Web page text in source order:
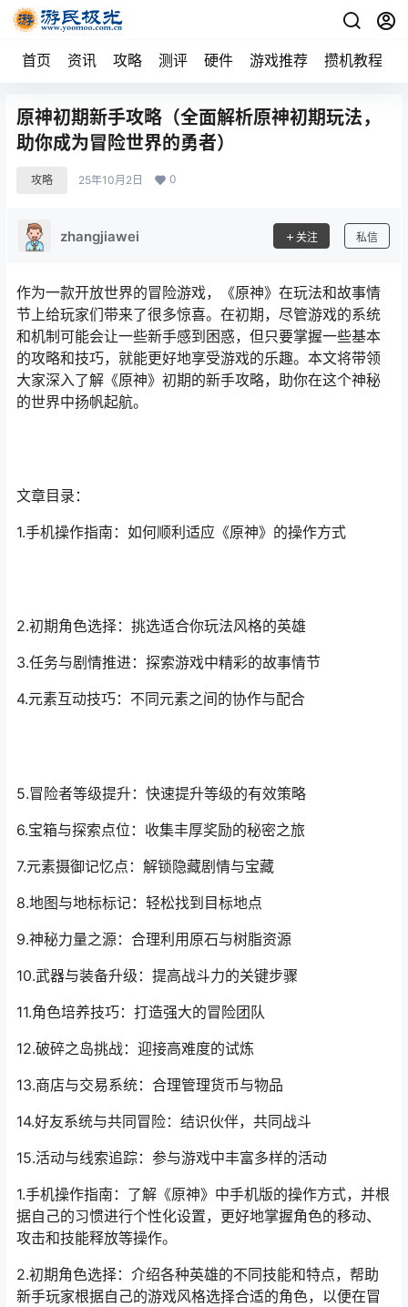
首页 资讯 攻略 测评 硬件 游戏推荐 攒机教程
原神初期新手攻略（全面解析原神初期玩法，
助你成为冒险世界的勇者）
攻略 25年10月2日 0
zhangjiawei 关注 私信
作为一款开放世界的冒险游戏，《原神》在玩法和故事情
节上给玩家们带来了很多惊喜。在初期，尽管游戏的系统
和机制可能会让一些新手感到困惑，但只要掌握一些基本
的攻略和技巧，就能更好地享受游戏的乐趣。本文将带领
大家深入了解《原神》初期的新手攻略，助你在这个神秘
的世界中扬帆起航。
文章目录：
1.手机操作指南：如何顺利适应《原神》的操作方式
2.初期角色选择：挑选适合你玩法风格的英雄
3.任务与剧情推进：探索游戏中精彩的故事情节
4.元素互动技巧：不同元素之间的协作与配合
5.冒险者等级提升：快速提升等级的有效策略
6.宝箱与探索点位：收集丰厚奖励的秘密之旅
7.元素摄御记忆点：解锁隐藏剧情与宝藏
8.地图与地标标记：轻松找到目标地点
9.神秘力量之源：合理利用原石与树脂资源
10.武器与装备升级：提高战斗力的关键步骤
11.角色培养技巧：打造强大的冒险团队
12.破碎之岛挑战：迎接高难度的试炼
13.商店与交易系统：合理管理货币与物品
14.好友系统与共同冒险：结识伙伴，共同战斗
15.活动与线索追踪：参与游戏中丰富多样的活动
1.手机操作指南：了解《原神》中手机版的操作方式，并根
据自己的习惯进行个性化设置，更好地掌握角色的移动、
攻击和技能释放等操作。
2.初期角色选择：介绍各种英雄的不同技能和特点，帮助
新手玩家根据自己的游戏风格选择合适的角色，以便在冒